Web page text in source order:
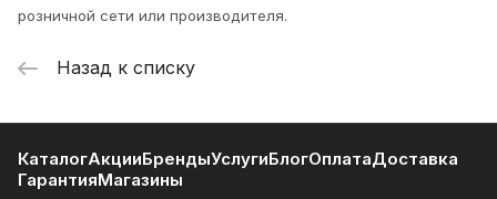
розничной сети или производителя.
Назад к списку
КаталогАкцииБрендыУслугиБлогОплатаДоставка
ГарантияМагазины